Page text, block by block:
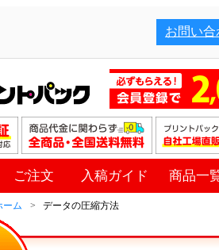
お問い合
ご注文 入稿ガイド 商品一
ーム データの圧縮方法